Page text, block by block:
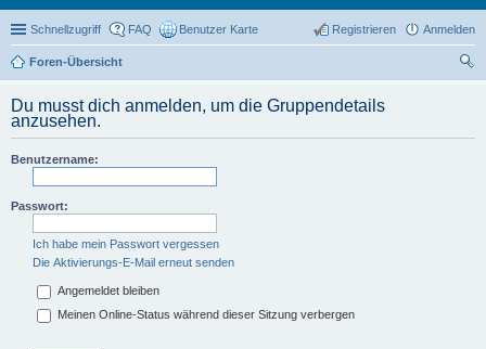
Schnellzugriff FAQ Benutzer Karte Anmelden
Registrieren
Foren-Übersicht
Du musst dich anmelden, um die Gruppendetails
anzusehen.
Benutzername:
Passwort:
Ich habe mein Passwort vergessen
Die Aktivierungs-E-Mail erneut senden
Angemeldet bleiben
Meinen Online-Status während dieser Sitzung verbergen